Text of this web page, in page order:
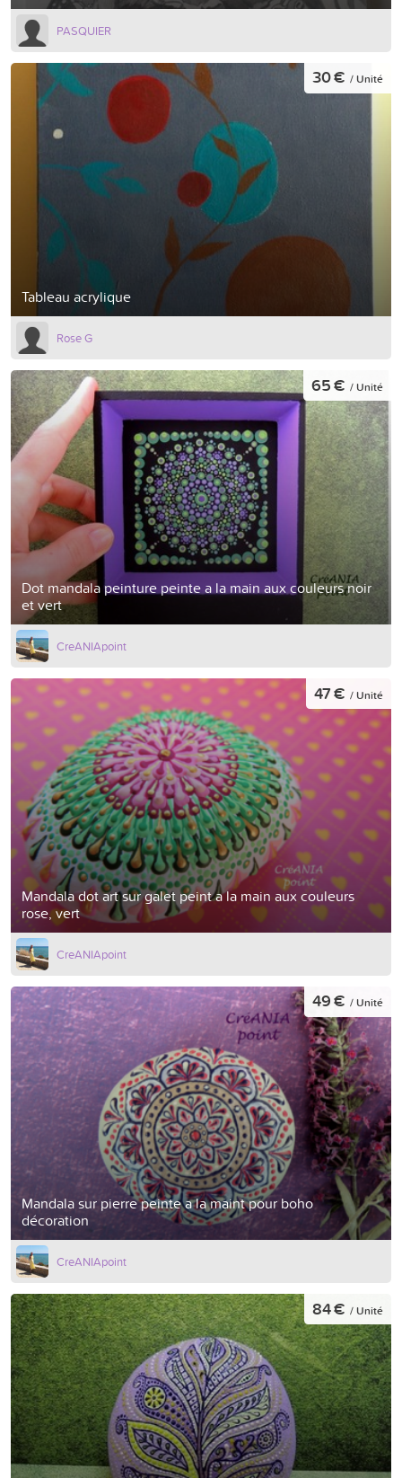
PASQUIER
Tableau acrylique
30 € / Unité
Rose G
Dot mandala peinture peinte a la main aux couleurs noir
et vert
65 € / Unité
CreANIApoint
Mandala dot art sur galet peint a la main aux couleurs
rose, vert
47 € / Unité
CreANIApoint
Mandala sur pierre peinte a la maint pour boho
décoration
49 € / Unité
CreANIApoint
84 € / Unité